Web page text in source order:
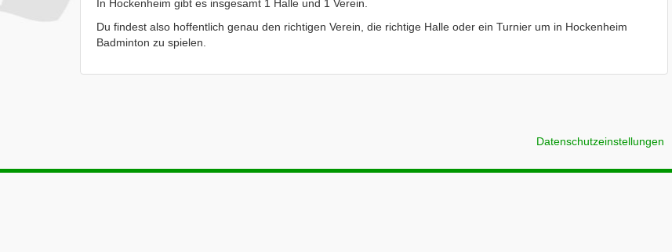
In Hockenheim gibt es insgesamt 1 Halle und 1 Verein.
Du findest also hoffentlich genau den richtigen Verein, die richtige Halle oder ein Turnier um in Hockenheim
Badminton zu spielen.
Datenschutzeinstellungen